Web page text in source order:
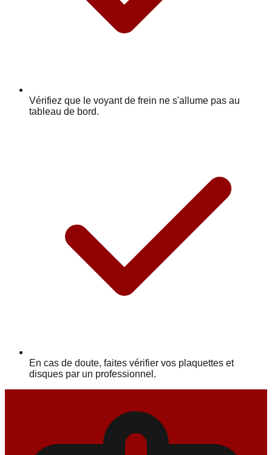
Vérifiez que le voyant de frein ne s'allume pas au
tableau de bord.
En cas de doute, faites vérifier vos plaquettes et
disques par un professionnel.